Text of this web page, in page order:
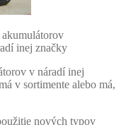
inej značky
v náradí inej
v sortimente alebo má,
nových typov